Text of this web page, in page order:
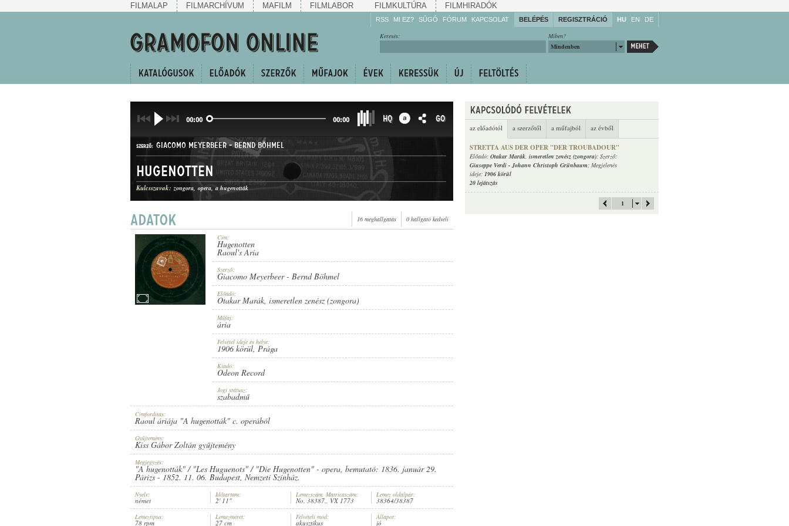
FILMALAP FILMARCHÍVUM MAFILM FILMLABOR FILMKULTÚRA FILMHIRADÓK
RSS MI EZ? SÚGÓ
Gyarapítsa!
FÓRUM KAPCSOLAT BELÉPÉS REGISZTRÁCIÓ HU EN DE
Miben?
Mindenben
Keresés:
az előadótól a szerzőtől a műfajból az évből
STRETTA AUS DER OPER "DER TROUBADOUR"
Előadó: Otakar Marák, ismeretlen zenész (zongora); Szerző:
Giuseppe Verdi -Johann Christoph Grünbaum; Megjelenés
ideje: 1906 körül
20 lejátszás
1
00:00 00:00 HQ GO
SZERZŐ: GIACOMO MEYERBEER-BERND BÖHMEL
MŰFAJ: ÁRIA
1906 KÖRÜL
ODEON RECORD
LEMEZSZÁM:
Hugenotten
Kulcsszavak: zongora opera a hugenották
16 meghallgatás 0 hallgató kedveli
Cím:
Hugenotten
Raoul's Aria
Szerző:
Giacomo Meyerbeer- Bernd Böhmel
Előadó:
Otakar Marák, ismeretlen zenész (zongora)
Műfaj:
ária
Felvétel ideje és helye:
1906 körül, Prága
Kiadó:
Odeon Record
Jogi státusz:
szabadmű
Címfordítás:
Raoul áriája "A hugenották" c. operából
Gyűjtemény:
Kiss Gábor Zoltán gyűjtemény
Megjegyzés:
"A hugenották" / "Les Huguenots" / "Die Hugenotten" - opera, bemutató: 1836. január 29.
Párizs - 1852. 11. 06. Budapest, Nemzeti Színház.
Nyelv:
német
Időtartam:
2' 11"
Lemezszám, Matricaszám:
No. 38387., VX 1773
Lemez oldalpár:
38364/38387
Lemeztípus:
78 rpm
Lemezméret:
27 cm
Felvételi mód:
akusztikus
Állapot:
jó